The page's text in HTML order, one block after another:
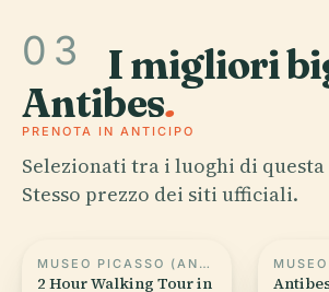
03 I migliori
Antibes.
PRENOTA IN ANTICIPO
Selezionati tra i luoghi di
Stesso prezzo dei siti ufficiali.
MUSEO PICASSO (ANTIBES)
2 Hour Walking Tour in